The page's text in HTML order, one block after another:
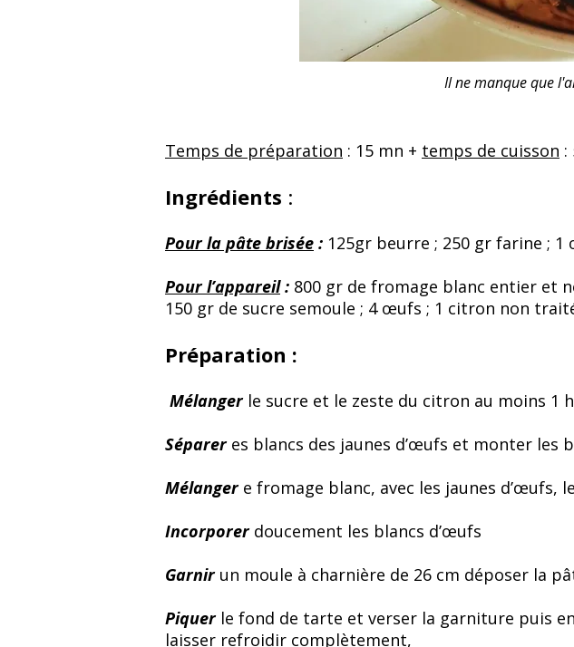
Il ne manque que
Temps de préparation : 15 mn + temps de cuisson :
Ingrédients :
Pour la pâte brisée : 125gr beurre ; 250 gr farine ;
Pour l’appareil: 800 gr de fromage blanc entier et
150 gr de sucre semoule ; 4 œufs ; 1 citron non
Préparation :
Mélanger le sucre et le zeste du citron au moins 1
Sépareres blancs des jaunes d’œufs et monter les
Mélangere fromage blanc, avec les jaunes d’œufs,
Incorporer doucement les blancs d’œufs
Garnir un moule à charnière de 26 cm déposer la
Piquer le fond de tarte et verser la garniture puis
laisser refroidir complètement,